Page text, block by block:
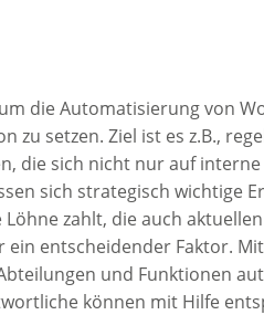
die Automatisierung von
setzen. Ziel ist es z.B.,
die sich nicht nur auf
sich strategisch wichtige
zahlt, die auch
entscheidender Faktor.
und Funktionen
können mit Hilfe